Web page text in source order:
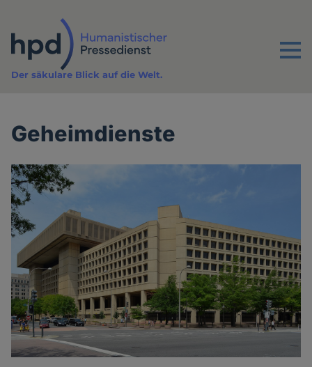
Inhalt
Menu
Der säkulare Blick auf die Welt.
Geheimdienste